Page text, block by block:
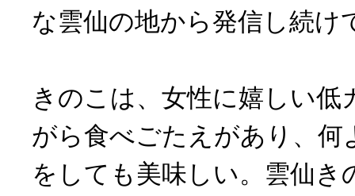
な雲仙の地から発信し続け
きのこは、女性に嬉しい低
がら食べごたえがあり、何
をしても美味しい。雲仙き